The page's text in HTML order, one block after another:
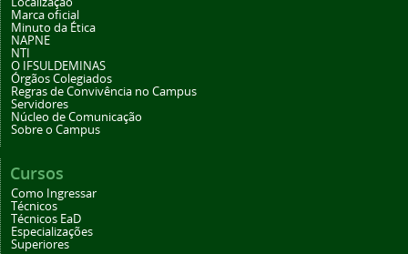
Marca oficial
Minuto da Ética
NAPNE
NTI
O IFSULDEMINAS
Órgãos Colegiados
Regras de Convivência no Campus
Servidores
Núcleo de Comunicação
Sobre o Campus
Cursos
Como Ingressar
Técnicos
Técnicos EaD
Especializações
Superiores